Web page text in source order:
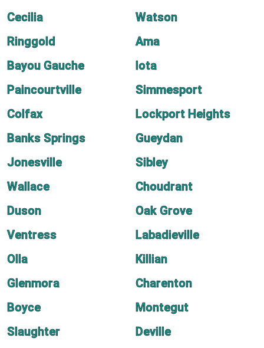
Cecilia
Watson
Ringgold
Ama
Bayou Gauche
Iota
Paincourtville
Simmesport
Colfax
Lockport Heights
Banks Springs
Gueydan
Jonesville
Sibley
Wallace
Choudrant
Duson
Oak Grove
Ventress
Labadieville
Olla
Killian
Glenmora
Charenton
Boyce
Montegut
Slaughter
Deville